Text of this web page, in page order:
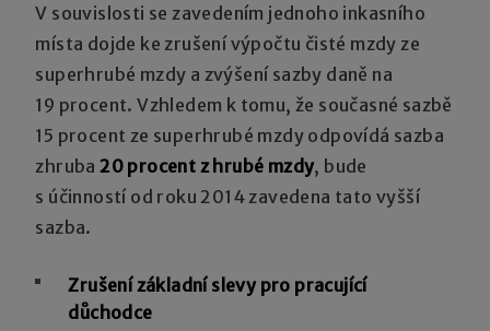
V souvislosti se zavedením jednoho inkasního
místa dojde ke zrušení výpočtu čisté mzdy ze
superhrubé mzdy a zvýšení sazby daně na
19 procent. Vzhledem k tomu, že současné sazbě
15 procent ze superhrubé mzdy odpovídá sazba
zhruba20 procent z hrubé mzdy, bude
s účinností od roku 2014 zavedena tato vyšší
sazba.
Zrušení základní slevy pro pracující
důchodce